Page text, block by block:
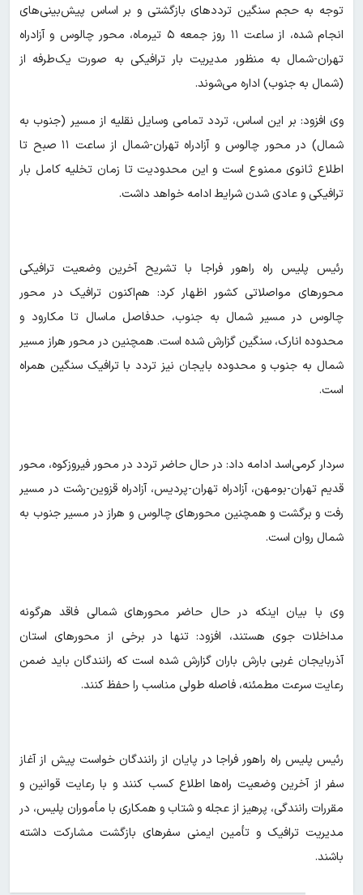
توجه به حجم سنگین ترددهای بازگشتی و بر اساس پیش‌بینی‌های
انجام شده، از ساعت ۱۱ روز جمعه ۵ تیرماه، محور چالوس و آزادراه
تهران-شمال به منظور مدیریت بار ترافیکی به صورت یک‌طرفه از
(شمال به جنوب) اداره می‌شوند.
وی افزود: بر این اساس، تردد تمامی وسایل نقلیه از مسیر (جنوب به
شمال) در محور چالوس و آزادراه تهران-شمال از ساعت ۱۱ صبح تا
اطلاع ثانوی ممنوع است و این محدودیت تا زمان تخلیه کامل بار
ترافیکی و عادی شدن شرایط ادامه خواهد داشت.
رئیس پلیس راه راهور فراجا با تشریح آخرین وضعیت ترافیکی
محورهای مواصلاتی کشور اظهار کرد: هم‌اکنون ترافیک در محور
چالوس در مسیر شمال به جنوب، حدفاصل ماسال تا مکارود و
محدوده انارک، سنگین گزارش شده است. همچنین در محور هراز مسیر
شمال به جنوب و محدوده بایجان نیز تردد با ترافیک سنگین همراه
است.
سردار کرمی‌اسد ادامه داد: در حال حاضر تردد در محور فیروزکوه، محور
قدیم تهران-بومهن، آزادراه تهران-پردیس، آزادراه قزوین-رشت در مسیر
رفت و برگشت و همچنین محورهای چالوس و هراز در مسیر جنوب به
شمال روان است.
وی با بیان اینکه در حال حاضر محورهای شمالی فاقد هرگونه
مداخلات جوی هستند، افزود: تنها در برخی از محورهای استان
آذربایجان غربی بارش باران گزارش شده است که رانندگان باید ضمن
رعایت سرعت مطمئنه، فاصله طولی مناسب را حفظ کنند.
رئیس پلیس راه راهور فراجا در پایان از رانندگان خواست پیش از آغاز
سفر از آخرین وضعیت راه‌ها اطلاع کسب کنند و با رعایت قوانین و
مقررات رانندگی، پرهیز از عجله و شتاب و همکاری با مأموران پلیس، در
مدیریت ترافیک و تأمین ایمنی سفرهای بازگشت مشارکت داشته
باشند.